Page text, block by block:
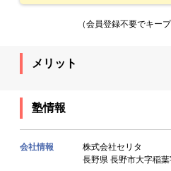
（会員登録不要でキー
メリット
塾情報
会社情報
株式会社セリタ
長野県 長野市大字稲